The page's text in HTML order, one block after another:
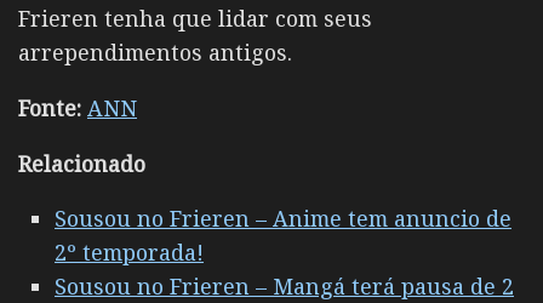
Frieren tenha que lidar com seus
arrependimentos antigos.
Fonte: ANN
Relacionado
Sousou no Frieren – Anime tem anuncio de
2º temporada!
Sousou no Frieren – Mangá terá pausa de 2